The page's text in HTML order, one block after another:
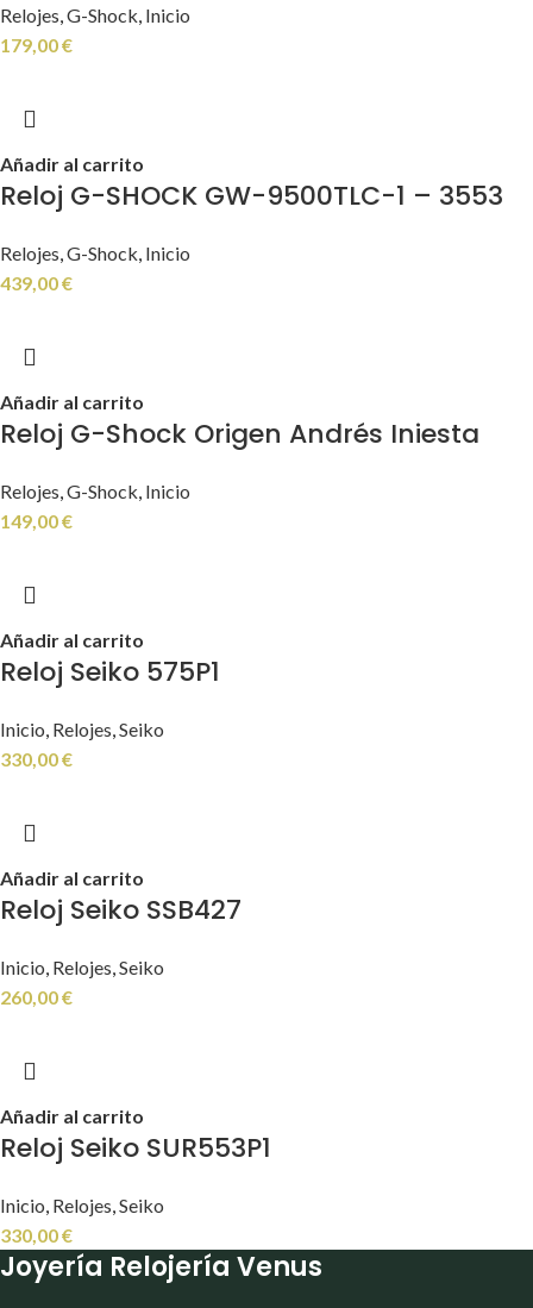
Relojes,G-Shock, Inicio
179,00€
Añadir al carrito
Reloj G-SHOCK GW-9500TLC-1 – 3553
Relojes,G-Shock, Inicio
439,00€
Añadir al carrito
Reloj G-Shock Origen Andrés Iniesta
Relojes,G-Shock, Inicio
149,00€
Añadir al carrito
Reloj Seiko 575P1
Inicio, Relojes,Seiko
330,00€
Añadir al carrito
Reloj Seiko SSB427
Inicio, Relojes,Seiko
260,00€
Añadir al carrito
Reloj Seiko SUR553P1
Inicio, Relojes,Seiko
330,00€
Joyería Relojería Venus